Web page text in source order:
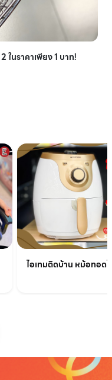
ในราคาเพียง 1 บาท!
ไอเทมติดบ้าน หม้อทอด